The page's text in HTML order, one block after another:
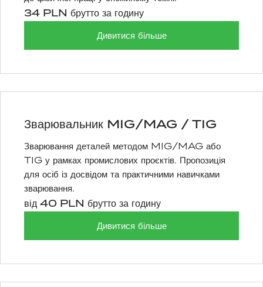
34 PLN брутто за годину
Дивитися більше
Зварювальник MIG/MAG / TIG
Зварювання деталей методом MIG/MAG або
TIG у рамках промислових проєктів. Пропозиція
для осіб із досвідом та практичними навичками
зварювання.
від 40 PLN брутто за годину
Дивитися більше